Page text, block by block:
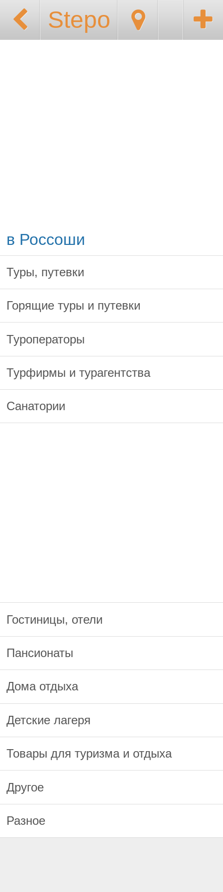
Stepo
в Россоши
Туры, путевки
Горящие туры и путевки
Туроператоры
Турфирмы и турагентства
Санатории
Гостиницы, отели
Пансионаты
Дома отдыха
Детские лагеря
Товары для туризма и отдыха
Другое
Разное